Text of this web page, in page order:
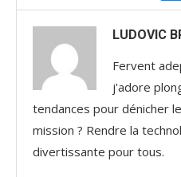
LUDOVIC
Fervent
j'adore
tendances pour dénicher
mission ? Rendre la
divertissante pour tous.